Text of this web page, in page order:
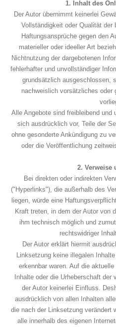
FRAGEN
IMPRESSUM
1. Inhalt des
Der Autor übernimmt keinerlei
Vollständigkeit oder Qualität der
Haftungsansprüche gegen den
materieller oder ideeller Art
Nichtnutzung der dargebotenen
fehlerhafter und unvollständiger
grundsätzlich ausgeschlossen,
nachweislich vorsätzliches oder
Alle Angebote sind freibleibend und
sich ausdrücklich vor, Teile der
ohne gesonderte Ankündigung zu
oder die Veröffentlichung
2. Verweise
Bei direkten oder indirekten
("Hyperlinks"), die außerhalb des
liegen, würde eine
Kraft treten, in dem der Autor von
ihm technisch möglich und
rechtswidriger
Der Autor erklärt hiermit
Linksetzung keine illegalen
erkennbar waren. Auf die
Inhalte oder die Urheberschaft der
der Autor keinerlei Einfluss.
ausdrücklich von allen Inhalten
die nach der Linksetzung verändert
alle innerhalb des eigenen